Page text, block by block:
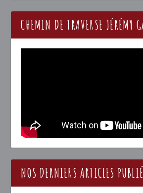
CHEMIN DE TRAVERSE JÉRÉMY
NOS DERNIERS ARTICLES